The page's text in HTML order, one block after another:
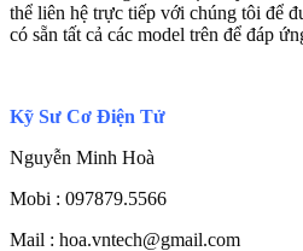
thể liên hệ trực tiếp với chúng tôi để
có sẵn tất cả các model trên để đáp
Kỹ Sư Cơ Điện Tử
Nguyễn Minh Hoà
Mobi : 097879.5566
Mail : hoa.vntech@gmail.com